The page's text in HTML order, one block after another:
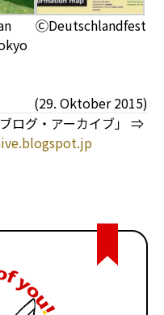
ⒸDeutschlandfest
(29. Oktober 2015)
ログ・アーカイブ」 ⇒